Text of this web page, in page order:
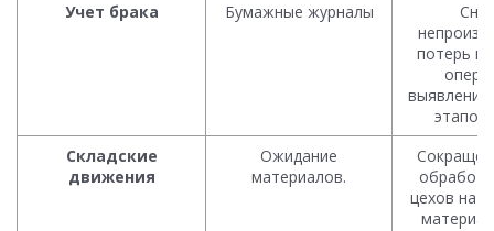
Учет брака
Бумажные журналы
потерь
этапов
Складские
движения
Ожидание
материалов.
цехов на